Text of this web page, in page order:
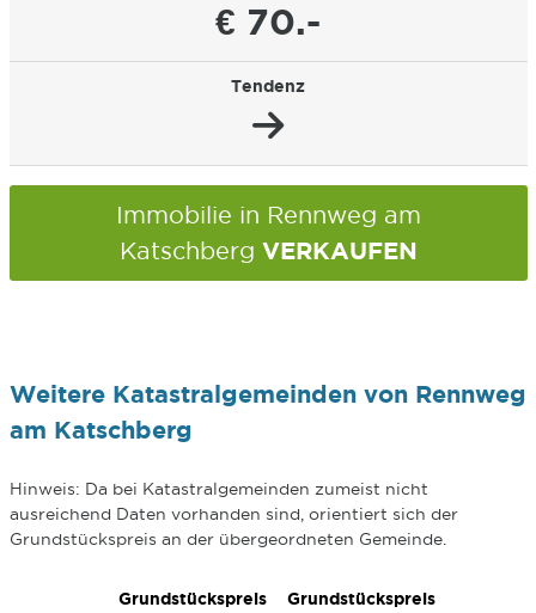
€ 70.-
Tendenz
Immobilie in Rennweg am
Katschberg VERKAUFEN
Weitere Katastralgemeinden von Rennweg
am Katschberg
Hinweis: Da bei Katastralgemeinden zumeist nicht
ausreichend Daten vorhanden sind, orientiert sich der
Grundstückspreis an der übergeordneten Gemeinde.
Grundstückspreis
Grundstückspreis